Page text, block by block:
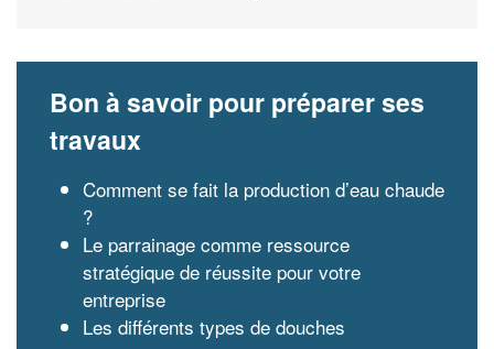
Bon à savoir pour préparer ses
travaux
Comment se fait la production d’eau chaude
?
Le parrainage comme ressource
stratégique de réussite pour votre
entreprise
Les différents types de douches